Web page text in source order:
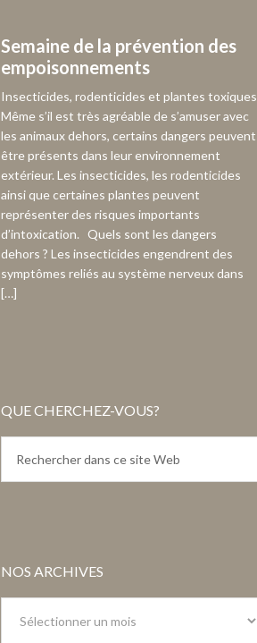
Semaine de la prévention des
empoisonnements
Insecticides, rodenticides et plantes toxiques
Même s’il est très agréable de s’amuser avec
les animaux dehors, certains dangers peuvent
être présents dans leur environnement
extérieur. Les insecticides, les rodenticides
ainsi que certaines plantes peuvent
représenter des risques importants
d’intoxication. Quels sont les dangers
dehors ? Les insecticides engendrent des
symptômes reliés au système nerveux dans
[…]
QUE CHERCHEZ-VOUS?
NOS ARCHIVES
archives